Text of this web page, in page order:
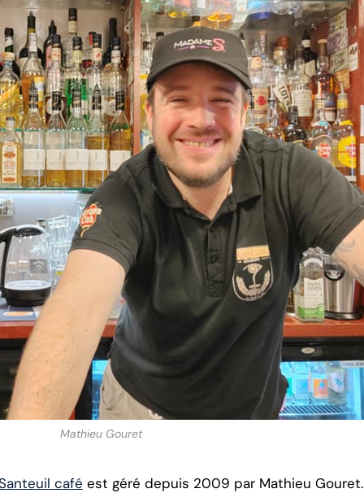
Mathieu Gouret
café est géré depuis 2009 par Mathieu Gouret.